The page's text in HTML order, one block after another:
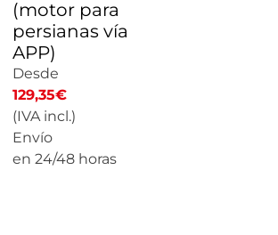
(motor para
persianas vía
APP)
Desde
129,35€
(IVA incl.)
Envío
en 24/48 horas